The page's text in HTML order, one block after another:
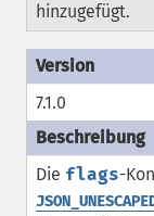
hinzugefügt.
7.1.0
Die flags-